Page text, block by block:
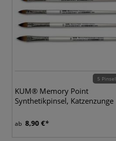
5 Pinsel
KUM® Memory Point
Synthetikpinsel, Katzenzunge
ab 8,90 €